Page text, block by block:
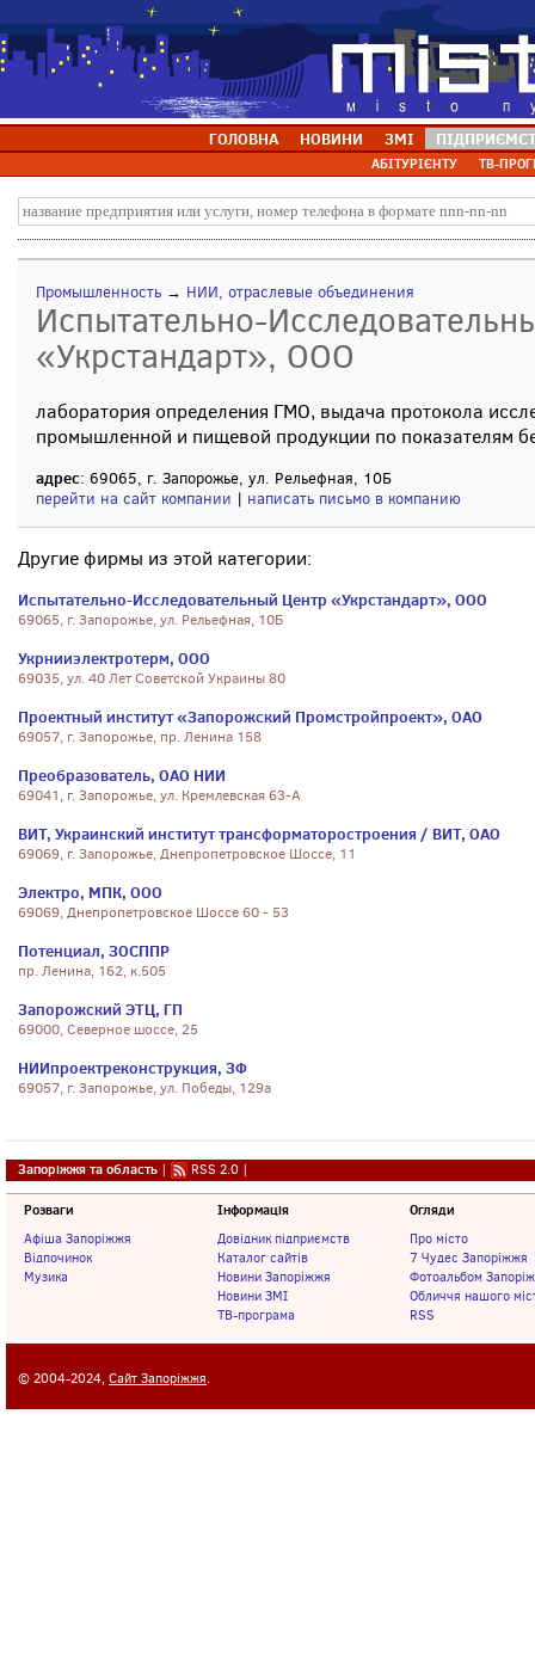
ГОЛОВНА НОВИНИ ЗМІ
АБІТУРІЄНТУ ТВ-
Промышленность → НИИ, отраслевые объединения
Испытательно-
«Укрстандарт», ООО
лаборатория определения ГМО, выдача протокола
промышленной и пищевой продукции по показателям
адрес: 69065, г. Запорожье, ул. Рельефная, 10Б
перейти на сайт компании | написать письмо в компанию
Другие фирмы из этой категории:
Испытательно-Исследовательный Центр «Укрстандарт», ООО
69065, г. Запорожье, ул. Рельефная, 10Б
Укрнииэлектротерм, ООО
69035, ул. 40 Лет Советской Украины 80
Проектный институт «Запорожский Промстройпроект», ОАО
69057, г. Запорожье, пр. Ленина 158
Преобразователь, ОАО НИИ
69041, г. Запорожье, ул. Кремлевская 63-А
ВИТ, Украинский институт трансформаторостроения / ВИТ, ОАО
69069, г. Запорожье, Днепропетровское Шоссе, 11
Электро, МПК, ООО
69069, Днепропетровское Шоссе 60 - 53
Потенциал, ЗОСППР
пр. Ленина, 162, к.505
Запорожский ЭТЦ, ГП
69000, Северное шоссе, 25
НИИпроектреконструкция, ЗФ
69057, г. Запорожье, ул. Победы, 129а
Запоріжжя та область | RSS 2.0 |
Розваги
Афіша Запоріжжя
Відпочинок
Музика
Інформація
Довідник підприємств
Каталог сайтів
Новини Запоріжжя
Новини ЗМІ
ТВ-програма
Огляди
Про місто
7 Чудес Запоріжжя
Фотоальбом
Обличчя нашого
RSS
© 2004-2024, Сайт Запоріжжя.